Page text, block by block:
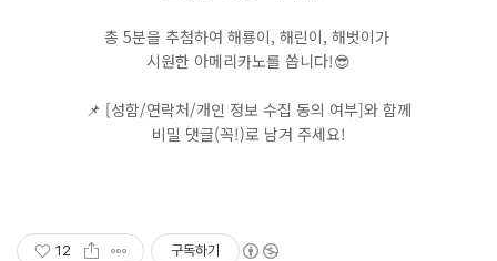
총 5분을 추첨하여 해룡이, 해린이, 해벗이가
시원한 아메리카노를 쏩니다!😎
📌 [성함/연락처/개인 정보 수집 동의 여부]와 함께
비밀 댓글(꼭!)로 남겨 주세요!
12 구독하기